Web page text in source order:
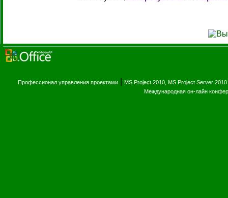
Профессионал управления проектами MS Project 2010, MS Project Server 2010
Международная он-лайн